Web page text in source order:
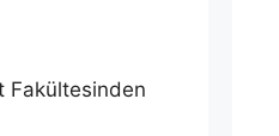
Fakültesinden